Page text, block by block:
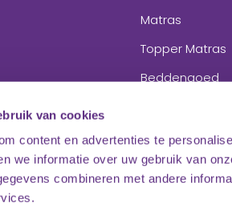
van cookies
content en advertenties te
we informatie over uw gebruik van
combineren met andere
Matras
Topper Matras
Beddengoed